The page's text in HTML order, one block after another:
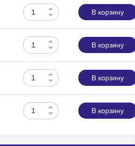
В корзину
В корзину
В корзину
В корзину